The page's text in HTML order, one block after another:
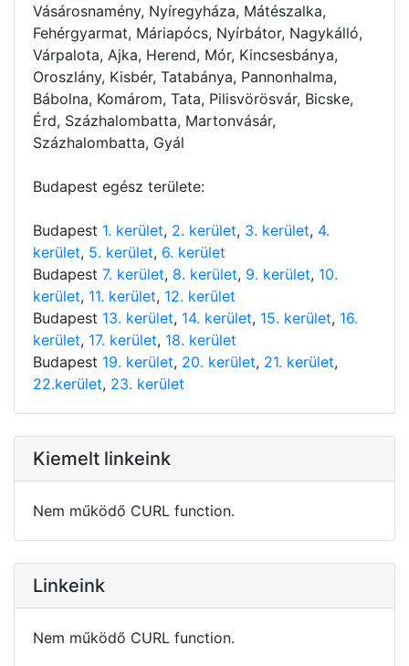
Vásárosnamény, Nyíregyháza, Mátészalka,
Fehérgyarmat, Máriapócs, Nyírbátor, Nagykálló,
Várpalota, Ajka, Herend, Mór, Kincsesbánya,
Oroszlány, Kisbér, Tatabánya, Pannonhalma,
Bábolna, Komárom, Tata, Pilisvörösvár, Bicske,
Érd, Százhalombatta, Martonvásár,
Százhalombatta, Gyál
Budapest egész területe:
Budapest 1. kerület, 2. kerület, 3. kerület, 4.
kerület, 5. kerület, 6. kerület
Budapest 7. kerület, 8. kerület, 9. kerület, 10.
kerület, 11. kerület, 12. kerület
Budapest 13. kerület, 14. kerület, 15. kerület, 16.
kerület, 17. kerület, 18. kerület
Budapest 19. kerület, 20. kerület, 21. kerület,
22.kerület, 23. kerület
Kiemelt linkeink
Nem működő CURL function.
Linkeink
Nem működő CURL function.